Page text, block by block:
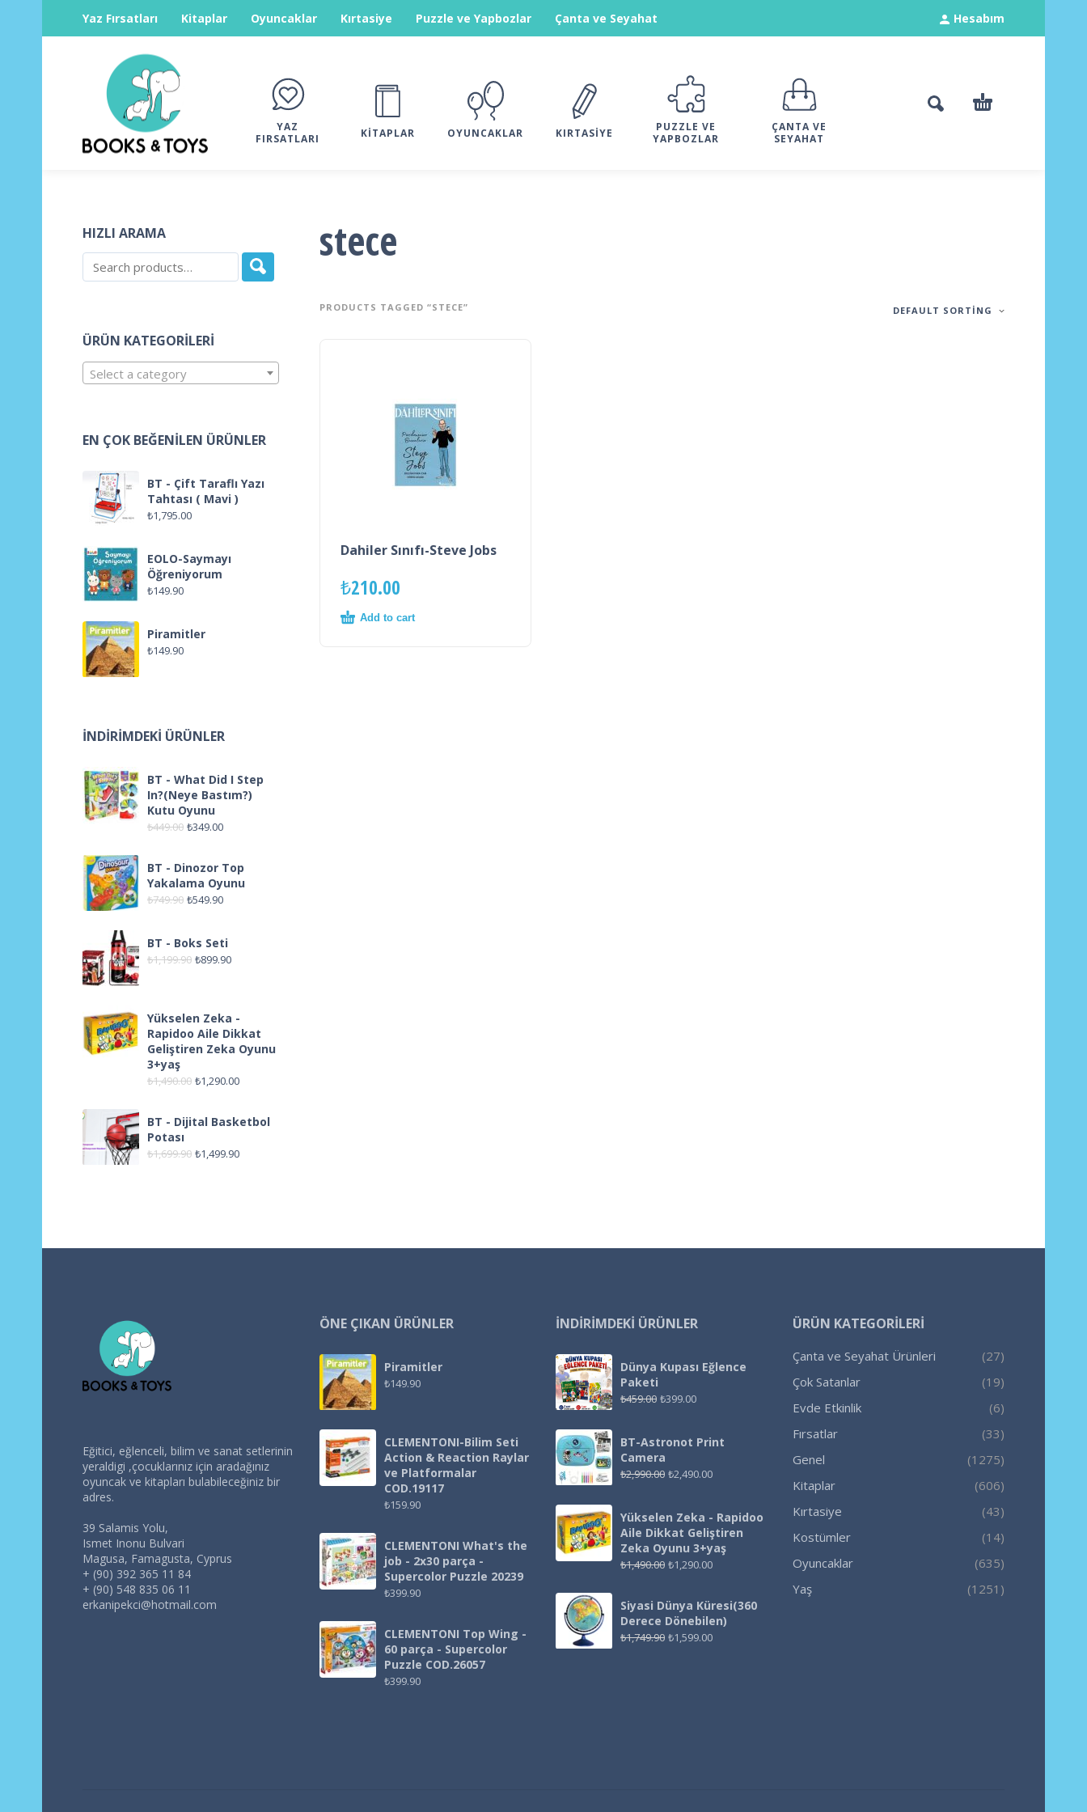
Hesabım
Yaz Fırsatları Kitaplar Oyuncaklar Kırtasiye Puzzle ve Yapbozlar Çanta ve Seyahat
YAZ
FIRSATLARI
KITAPLAR OYUNCAKLAR KIRTASIYE
PUZZLE VE
YAPBOZLAR
ÇANTA VE
SEYAHAT
HIZLI ARAMA
ÜRÜN KATEGORILERI
Select a category
EN ÇOK BEĞENILEN ÜRÜNLER
BT - Çift Taraflı Yazı
Tahtası ( Mavi )
₺1,795.00
EOLO-Saymayı
Öğreniyorum
₺149.90
Piramitler
₺149.90
İNDIRIMDEKI ÜRÜNLER
BT - What Did I Step
In?(Neye Bastım?)
Kutu Oyunu
₺449.00 ₺349.00
BT - Dinozor Top
Yakalama Oyunu
₺749.90 ₺549.90
BT - Boks Seti
₺1,199.90 ₺899.90
Yükselen Zeka -
Rapidoo Aile Dikkat
Geliştiren Zeka Oyunu
3+yaş
₺1,490.00 ₺1,290.00
BT - Dijital Basketbol
Potası
₺1,699.90 ₺1,499.90
stece
PRODUCTS TAGGED “STECE” DEFAULT SORTING
Dahiler Sınıfı-Steve Jobs
₺210.00
Add to cart
Eğitici, eğlenceli, bilim ve sanat setlerinin
yeraldigi ,çocuklarınız için aradağınız
oyuncak ve kitapları bulabileceğiniz bir
adres.
39 Salamis Yolu,
Ismet Inonu Bulvari
Magusa, Famagusta, Cyprus
+ (90) 392 365 11 84
+ (90) 548 835 06 11
erkanipekci@hotmail.com
ÖNE ÇIKAN ÜRÜNLER
Piramitler
₺149.90
CLEMENTONI-Bilim Seti
Action & Reaction Raylar
ve Platformalar
COD.19117
₺159.90
CLEMENTONI What's the
job - 2x30 parça -
Supercolor Puzzle 20239
₺399.90
CLEMENTONI Top Wing -
60 parça - Supercolor
Puzzle COD.26057
₺399.90
İNDIRIMDEKI ÜRÜNLER
Dünya Kupası Eğlence
Paketi
₺459.00 ₺399.00
BT-Astronot Print
Camera
₺2,990.00 ₺2,490.00
Yükselen Zeka - Rapidoo
Aile Dikkat Geliştiren
Zeka Oyunu 3+yaş
₺1,490.00 ₺1,290.00
Siyasi Dünya Küresi(360
Derece Dönebilen)
₺1,749.90 ₺1,599.00
ÜRÜN KATEGORILERI
Çanta ve Seyahat Ürünleri
(27)
Çok Satanlar
(19)
Evde Etkinlik
(6)
Fırsatlar
(33)
Genel
(1275)
Kitaplar
(606)
Kırtasiye
(43)
Kostümler
(14)
Oyuncaklar
(635)
Yaş
(1251)